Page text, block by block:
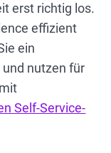
erst richtig los.
effizient
ein
und nutzen für
Self-Service-